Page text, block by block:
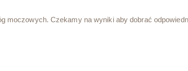
moczowych. Czekamy na wyniki aby dobrać